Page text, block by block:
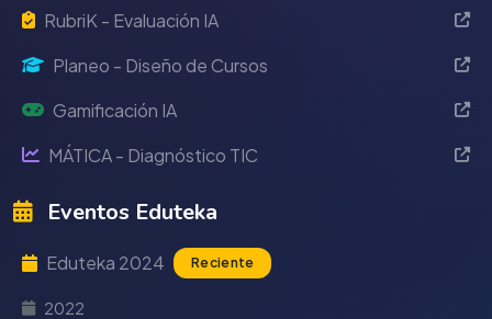
RubriK - Evaluación IA
Planeo - Diseño de Cursos
Gamificación IA
MÁTICA - Diagnóstico TIC
Eventos Eduteka
Eduteka 2024 Reciente
2022